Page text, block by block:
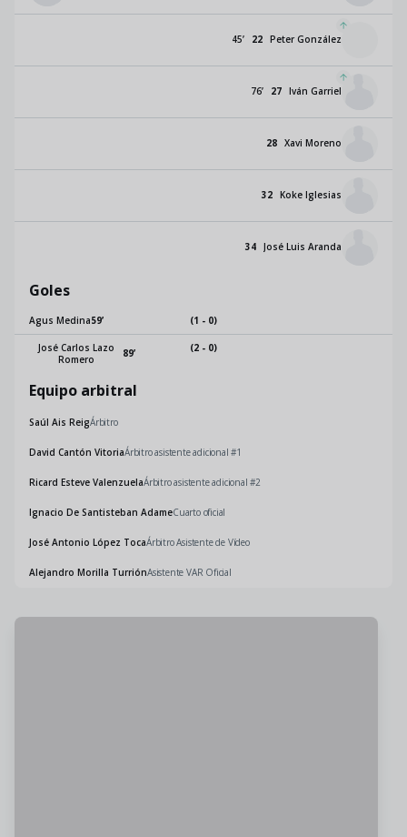
22 Peter González
45’
27 Iván Garriel
76’
28 Xavi Moreno
32 Koke Iglesias
34 José Luis Aranda
Goles
Agus Medina59’ (1 - 0)
José Carlos Lazo
Romero
89’ (2 - 0)
Equipo arbitral
Saúl Ais ReigÁrbitro
David Cantón VitoriaÁrbitro asistente adicional #1
Ricard Esteve ValenzuelaÁrbitro asistente adicional #2
Ignacio De Santisteban AdameCuarto oficial
José Antonio López TocaÁrbitro Asistente de Vídeo
Alejandro Morilla TurriónAsistente VAR Oficial